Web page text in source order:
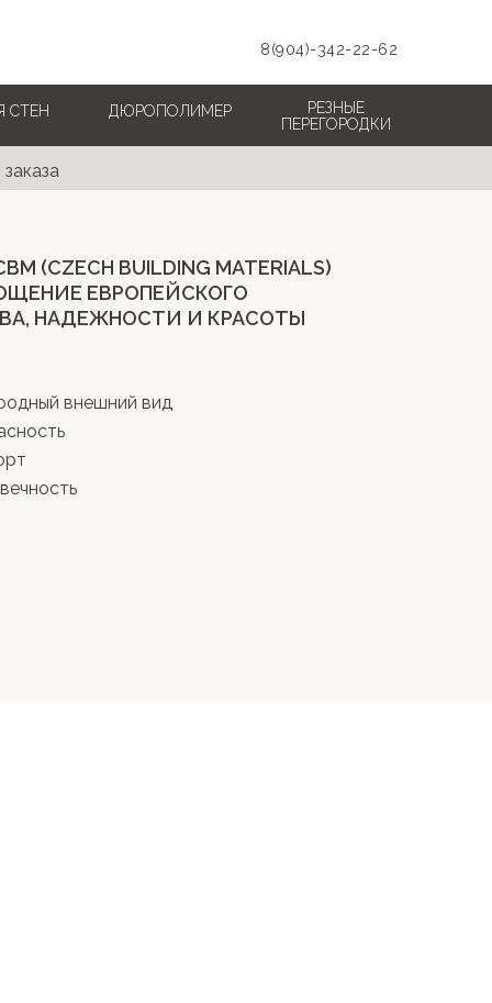
8(904)-342-22-62
(CZECH BUILDING MATERIALS)
ЕВРОПЕЙСКОГО
НАДЕЖНОСТИ И КРАСОТЫ
внешний вид
СТЕН
РЕЗНЫЕ
ПЕРЕГОРОДКИ
ДЮРОПОЛИМЕР